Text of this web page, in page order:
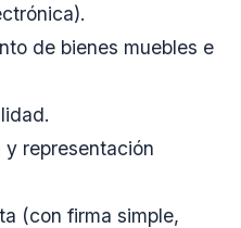
de bienes muebles e
representación
(con firma simple,